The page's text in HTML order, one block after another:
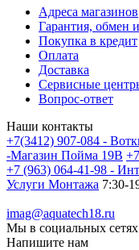
Адреса магазинов
Гарантия, обмен
Покупка в кредит
Оплата
Доставка
Сервисные
Вопрос-ответ
Наши контакты
+7(3412) 907-084 -
-Магазин Пойма 19В
+7 (963) 064-41-98 -
Услуги Монтажа 7:30-
imag@aquatech18.ru
Мы в социальных сетях
Напишите нам